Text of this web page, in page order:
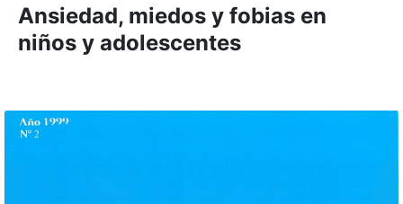
Ansiedad, miedos y fobias en
niños y adolescentes